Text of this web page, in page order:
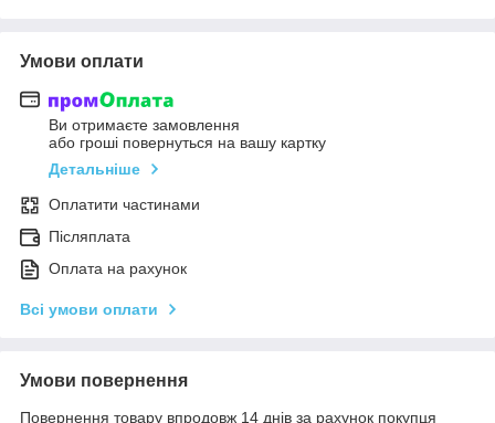
Умови оплати
Ви отримаєте замовлення
або гроші повернуться на вашу картку
Детальніше
Оплатити частинами
Післяплата
Оплата на рахунок
Всі умови оплати
Умови повернення
Повернення товару впродовж 14 днів за рахунок покупця